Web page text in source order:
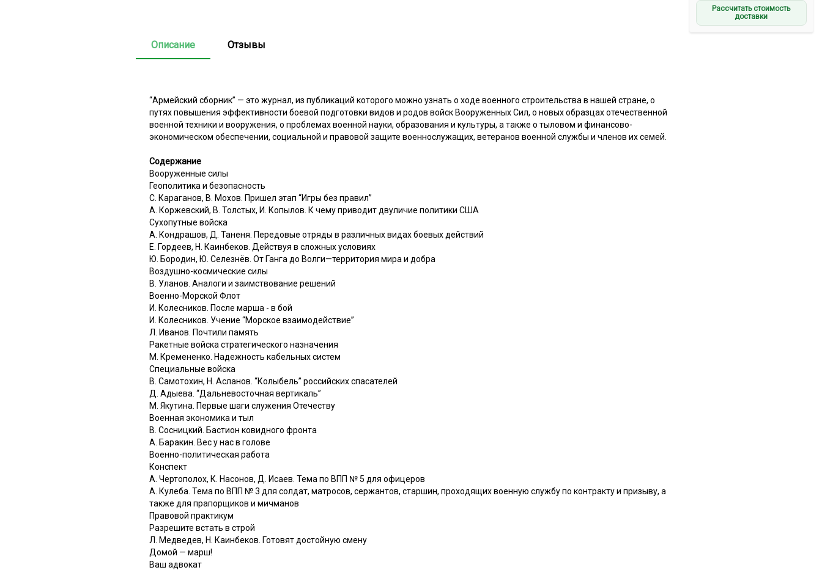
Рассчитать стоимость
доставки
Описание Отзывы
“Армейский сборник” — это журнал, из публикаций которого можно узнать о ходе военного строительства в нашей стране, о
путях повышения эффективности боевой подготовки видов и родов войск Вооруженных Сил, о новых образцах отечественной
военной техники и вооружения, о проблемах военной науки, образования и культуры, а также о тыловом и финансово-
экономическом обеспечении, социальной и правовой защите военнослужащих, ветеранов военной службы и членов их семей.
Содержание
Вооруженные силы
Геополитика и безопасность
С. Караганов, В. Мохов. Пришел этап “Игры без правил”
А. Коржевский, В. Толстых, И. Копылов. К чему приводит двуличие политики США
Сухопутные войска
А. Кондрашов, Д. Таненя. Передовые отряды в различных видах боевых действий
Е. Гордеев, Н. Каинбеков. Действуя в сложных условиях
Ю. Бородин, Ю. Селезнёв. От Ганга до Волги—территория мира и добра
Воздушно-космические силы
В. Уланов. Аналоги и заимствование решений
Военно-Морской Флот
И. Колесников. После марша - в бой
И. Колесников. Учение “Морское взаимодействие”
Л. Иванов. Почтили память
Ракетные войска стратегического назначения
М. Кремененко. Надежность кабельных систем
Специальные войска
В. Самотохин, Н. Асланов. “Колыбель” российских спасателей
Д. Адыева. “Дальневосточная вертикаль”
М. Якутина. Первые шаги служения Отечеству
Военная экономика и тыл
В. Сосницкий. Бастион ковидного фронта
А. Баракин. Вес у нас в голове
Военно-политическая работа
Конспект
А. Чертополох, К. Насонов, Д. Исаев. Тема по ВПП № 5 для офицеров
А. Кулеба. Тема по ВПП № 3 для солдат, матросов, сержантов, старшин, проходящих военную службу по контракту и призыву, а
также для прапорщиков и мичманов
Правовой практикум
Разрешите встать в строй
Л. Медведев, Н. Каинбеков. Готовят достойную смену
Домой — марш!
Ваш адвокат